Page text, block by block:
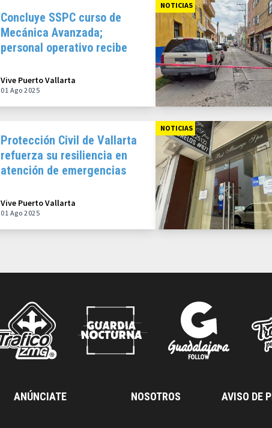
Concluye SSPC curso de
Mecánica Avanzada;
personal operativo recibe
Vive Puerto Vallarta
01 Ago 2025
Protección Civil de Vallarta
refuerza su resiliencia en
atención de emergencias
Vive Puerto Vallarta
01 Ago 2025
NOTICIAS
NOTICIAS
ANÚNCIATE NOSOTROS AVISO DE